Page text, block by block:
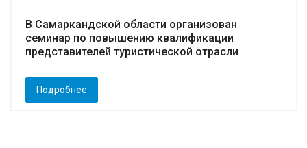
В Самаркандской области организован
семинар по повышению квалификации
представителей туристической отрасли
Подробнее